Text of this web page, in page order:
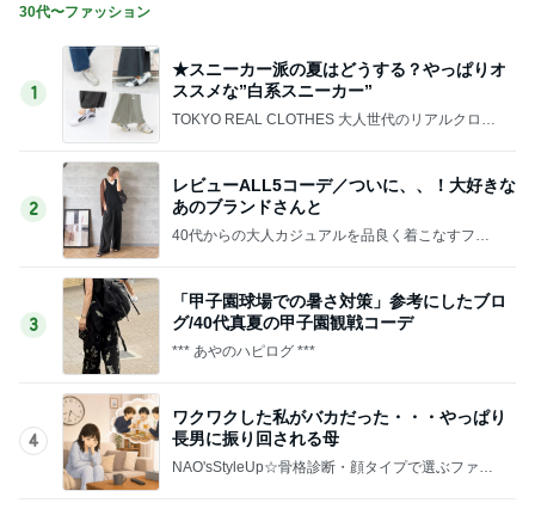
30代〜ファッション
1
★スニーカー派の夏はどうする？やっぱりオ
ススメな”白系スニーカー”
TOKYO REAL CLOTHES 大人世代のリアルクロー
2
レビューALL5コーデ／ついに、、！大好きな
あのブランドさんと
40代からの大人カジュアルを品良く着こなすファ
3
「甲子園球場での暑さ対策」参考にしたブロ
グ/40代真夏の甲子園観戦コーデ
*** あやのハピログ ***
4
ワクワクした私がバカだった・・・やっぱり
長男に振り回される母
NAO'sStyleUp☆骨格診断・顔タイプで選ぶファッ